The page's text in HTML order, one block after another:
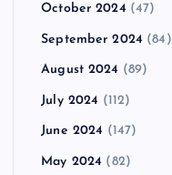
October 2024 (47)
September 2024 (84)
August 2024 (89)
July 2024 (112)
June 2024 (147)
May 2024 (82)